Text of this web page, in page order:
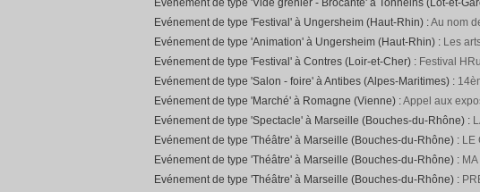
Evénement de type 'Vide grenier - Brocante' à Tonneins (Lot-et-
Evénement de type 'Festival' à Ungersheim (Haut-Rhin) :Au nom
Evénement de type 'Animation' à Ungersheim (Haut-Rhin) : Les
Evénement de type 'Festival' à Contres (Loir-et-Cher) : Festival
Evénement de type 'Salon - foire' à Antibes (Alpes-Maritimes) :
Evénement de type 'Marché' à Romagne (Vienne) :Appel aux
Evénement de type 'Spectacle' à Marseille (Bouches-du-Rhône) :
Evénement de type 'Théâtre' à Marseille (Bouches-du-Rhône) : LE
Evénement de type 'Théâtre' à Marseille (Bouches-du-Rhône) :
Evénement de type 'Théâtre' à Marseille (Bouches-du-Rhône) :